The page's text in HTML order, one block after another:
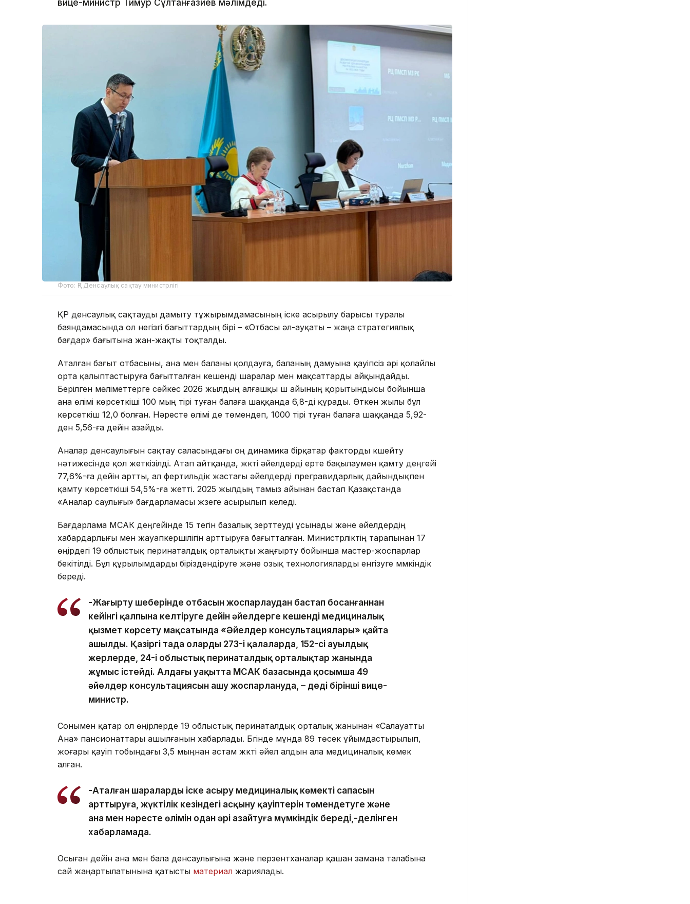
вице-министр Тимур Сұлтанғазиев мәлімдеді.
Фото: ҚР Денсаулық сақтау министрлігі
ҚР денсаулық сақтауды дамыту тұжырымдамасының іске асырылу барысы туралы
баяндамасында ол негізгі бағыттардың бірі – «Отбасы әл-ауқаты – жаңа стратегиялық
бағдар» бағытына жан-жақты тоқталды.
Аталған бағыт отбасыны, ана мен баланы қолдауға, баланың дамуына қауіпсіз әрі қолайлы
орта қалыптастыруға бағытталған кешенді шаралар мен мақсаттарды айқындайды.
Берілген мәліметтерге сәйкес 2026 жылдың алғашқы үш айының қорытындысы бойынша
ана өлімі көрсеткіші 100 мың тірі туған балаға шаққанда 6,8-ді құрады. Өткен жылы бұл
көрсеткіш 12,0 болған. Нәресте өлімі де төмендеп, 1000 тірі туған балаға шаққанда 5,92-
ден 5,56-ға дейін азайды.
Аналар денсаулығын сақтау саласындағы оң динамика бірқатар факторды күшейту
нәтижесінде қол жеткізілді. Атап айтқанда, жүкті әйелдерді ерте бақылаумен қамту деңгейі
77,6%-ға дейін артты, ал фертильдік жастағы әйелдерді прегравидарлық дайындықпен
қамту көрсеткіші 54,5%-ға жетті. 2025 жылдың тамыз айынан бастап Қазақстанда
«Аналар саулығы» бағдарламасы жүзеге асырылып келеді.
Бағдарлама МСАК деңгейінде 15 тегін базалық зерттеуді ұсынады және әйелдердің
хабардарлығы мен жауапкершілігін арттыруға бағытталған. Министрліктің тарапынан 17
өңірдегі 19 облыстық перинаталдық орталықты жаңғырту бойынша мастер-жоспарлар
бекітілді. Бұл құрылымдарды біріздендіруге және озық технологияларды енгізуге мүмкіндік
береді.
-Жаңғырту шеңберінде отбасын жоспарлаудан бастап босанғаннан
кейінгі қалпына келтіруге дейін әйелдерге кешенді медициналық
қызмет көрсету мақсатында «Әйелдер консультациялары» қайта
ашылды. Қазіргі таңда олардың 273-і қалаларда, 152-сі ауылдық
жерлерде, 24-і облыстық перинаталдық орталықтар жанында
жұмыс істейді. Алдағы уақытта МСАК базасында қосымша 49
әйелдер консультациясын ашу жоспарлануда, – деді бірінші вице-
министр.
Сонымен қатар ол өңірлерде 19 облыстық перинаталдық орталық жанынан «Салауатты
Ана» пансионаттары ашылғанын хабарлады. Бүгінде мұнда 89 төсек ұйымдастырылып,
жоғары қауіп тобындағы 3,5 мыңнан астам жүкті әйел алдын ала медициналық көмек
алған.
-Аталған шараларды іске асыру медициналық көмектің сапасын
арттыруға, жүктілік кезіндегі асқыну қауіптерін төмендетуге және
ана мен нәресте өлімін одан әрі азайтуға мүмкіндік береді,-делінген
хабарламада.
Осыған дейін ана мен бала денсаулығына және перзентханалар қашан замана талабына
сай жаңартылатынына қатысты материал жариялады.